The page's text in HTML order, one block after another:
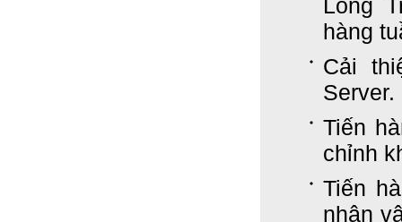
Long
hàng
Cải
Server.
Tiến
chỉnh
Tiến
nhân